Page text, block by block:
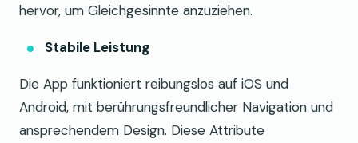
hervor, um Gleichgesinnte anzuziehen.
Stabile Leistung
Die App funktioniert reibungslos auf iOS und
Android, mit berührungsfreundlicher Navigation und
ansprechendem Design. Diese Attribute